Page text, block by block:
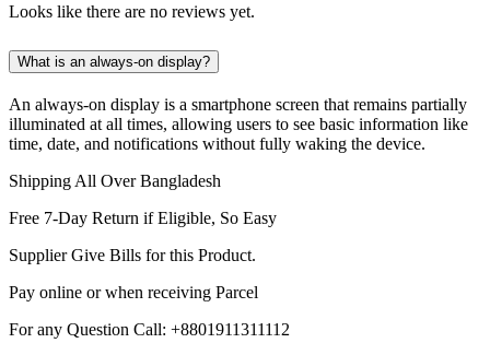
Looks like there are no reviews yet.
What is an always-on display?
An always-on display is a smartphone screen that remains partially
illuminated at all times, allowing users to see basic information like
time, date, and notifications without fully waking the device.
Shipping All Over Bangladesh
Free 7-Day Return if Eligible, So Easy
Supplier Give Bills for this Product.
Pay online or when receiving Parcel
For any Question Call: +8801911311112